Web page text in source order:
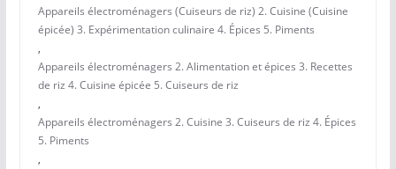
Appareils électroménagers (Cuiseurs de riz) 2. Cuisine (Cuisine
épicée) 3. Expérimentation culinaire 4. Épices 5. Piments
,
Appareils électroménagers 2. Alimentation et épices 3. Recettes
de riz 4. Cuisine épicée 5. Cuiseurs de riz
,
Appareils électroménagers 2. Cuisine 3. Cuiseurs de riz 4. Épices
5. Piments
,